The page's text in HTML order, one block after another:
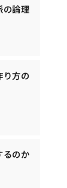
の論理
り方の
るのか